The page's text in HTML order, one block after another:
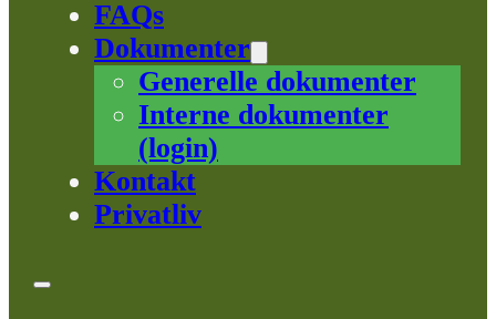
FAQs
Dokumenter
Generelle dokumenter
Interne dokumenter
(login)
Kontakt
Privatliv